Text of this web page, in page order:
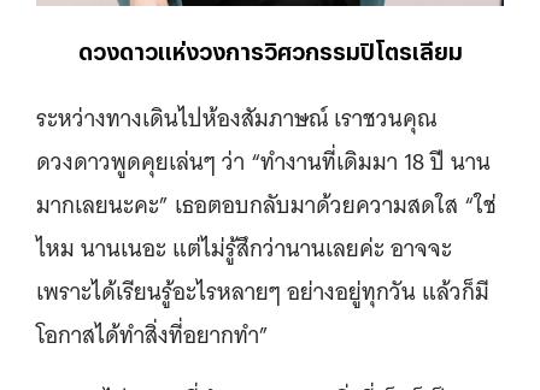
ดวงดาวแห่งวงการวิศวกรรมปิโตรเลียม
ระหว่างทางเดินไปห้องสัมภาษณ์ เราชวนคุณ
ดวงดาวพูดคุยเล่นๆ ว่า “ทำงานที่เดิมมา 18 ปี นาน
มากเลยนะคะ” เธอตอบกลับมาด้วยความสดใส “ใช่
ไหม นานเนอะ แต่ไม่รู้สึกว่านานเลยค่ะ อาจจะ
เพราะได้เรียนรู้อะไรหลายๆ อย่างอยู่ทุกวัน แล้วก็มี
โอกาสได้ทำสิ่งที่อยากทำ”